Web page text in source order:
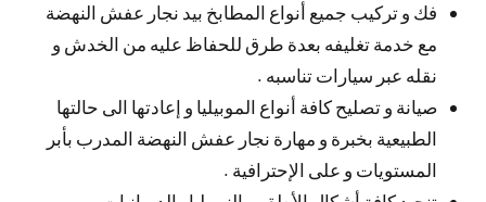
فك و تركيب جميع أنواع المطابخ بيد نجار عفش النهضة
مع خدمة تغليفه بعدة طرق للحفاظ عليه من الخدش و
نقله عبر سيارات تناسبه .
صيانة و تصليح كافة أنواع الموبيليا و إعادتها الى حالتها
الطبيعية بخبرة و مهارة نجار عفش النهضة المدرب بأبر
المستويات و على الإحترافية .